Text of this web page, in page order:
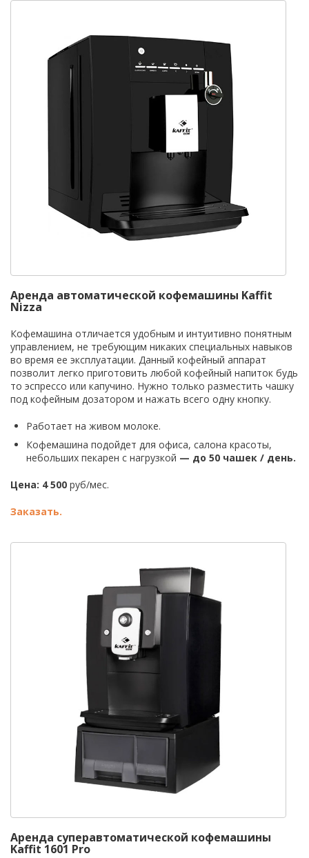
Аренда автоматической кофемашины Kaffit
Nizza
Кофемашина отличается удобным и интуитивно понятным
управлением, не требующим никаких специальных навыков
во время ее эксплуатации. Данный кофейный аппарат
позволит легко приготовить любой кофейный напиток будь
то эспрессо или капучино. Нужно только разместить чашку
под кофейным дозатором и нажать всего одну кнопку.
Работает на живом молоке.
Кофемашина подойдет для офиса, салона красоты,
небольших пекарен с нагрузкой — до 50 чашек / день.
Цена: 4 500 руб/мес.
Заказать.
Аренда суперавтоматической кофемашины
Kaffit 1601 Pro